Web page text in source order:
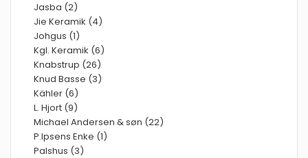
Jasba (2)
Jie Keramik (4)
Johgus (1)
Kgl. Keramik (6)
Knabstrup (26)
Knud Basse (3)
Kähler (6)
L. Hjort (9)
Michael Andersen & søn (22)
P.Ipsens Enke (1)
Palshus (3)